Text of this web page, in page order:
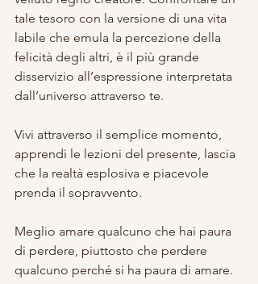
tale tesoro con la versione di una vita
labile che emula la percezione della
felicità degli altri, è il più grande
disservizio all’espressione interpretata
dall’universo attraverso te.
Vivi attraverso il semplice momento,
apprendi le lezioni del presente, lascia
che la realtà esplosiva e piacevole
prenda il sopravvento.
Meglio amare qualcuno che hai paura
di perdere, piuttosto che perdere
qualcuno perché si ha paura di amare.